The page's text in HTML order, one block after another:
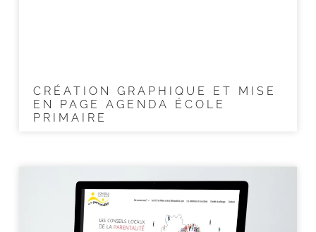
CRÉATION GRAPHIQUE ET MISE
EN PAGE AGENDA ÉCOLE
PRIMAIRE